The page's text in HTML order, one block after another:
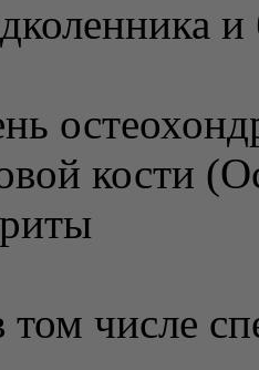
кости
числе